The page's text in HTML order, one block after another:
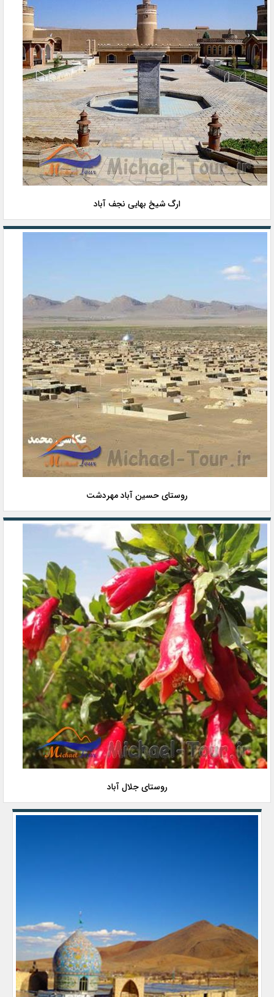
ارگ شیخ بهایی نجف آباد
روستای حسین آباد مهردشت
روستای جلال آباد